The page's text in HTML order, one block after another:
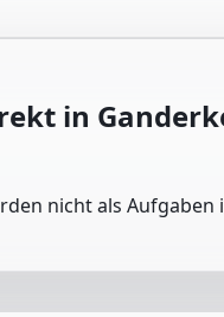
in
nicht als Aufgaben